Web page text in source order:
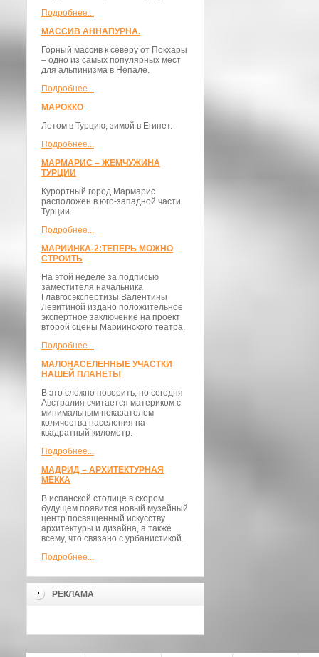
Подробнее...
МАССИВ АННАПУРНА.
Горный массив к северу от Покхары
– одно из самых популярных мест
для альпинизма в Непале.
Подробнее...
МАРОККО
Летом в Турцию, зимой в Египет.
Подробнее...
МАРМАРИС – ЖЕМЧУЖИНА
ТУРЦИИ
Курортный город Мармарис
расположен в юго-западной части
Турции.
Подробнее...
МАРИИНКА-2:ТЕПЕРЬ МОЖНО
СТРОИТЬ
На этой неделе за подписью
заместителя начальника
Главгосэкспертизы Валентины
Левитиной издано положительное
экспертное заключение на проект
второй сцены Мариинского театра.
Подробнее...
МАЛОНАСЕЛЕННЫЕ УЧАСТКИ
НАШЕЙ ПЛАНЕТЫ
В это сложно поверить, но сегодня
Австралия считается материком с
минимальным показателем
количества населения на
квадратный километр.
Подробнее...
МАДРИД – АРХИТЕКТУРНАЯ
МЕККА
В испанской столице в скором
будущем появится новый музейный
центр посвященный искусству
архитектуры и дизайна, а также
всему, что связано с урбанистикой.
Подробнее...
РЕКЛАМА